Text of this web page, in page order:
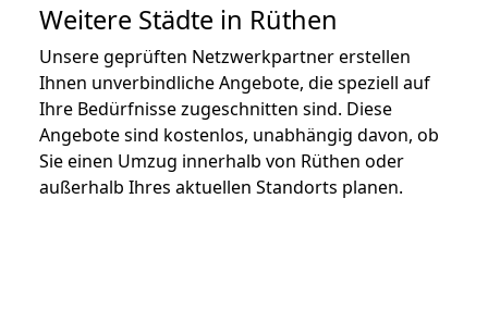
Weitere Städte in Rüthen
Unsere geprüften Netzwerkpartner erstellen
Ihnen unverbindliche Angebote, die speziell auf
Ihre Bedürfnisse zugeschnitten sind. Diese
Angebote sind kostenlos, unabhängig davon, ob
Sie einen Umzug innerhalb von Rüthen oder
außerhalb Ihres aktuellen Standorts planen.